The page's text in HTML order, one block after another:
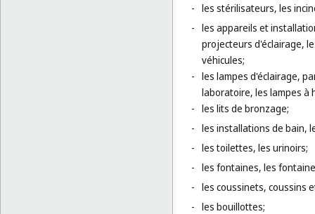
- les stérilisateurs, les
- les appareils et
projecteurs d'éclairage,
véhicules;
- les lampes d'éclairage,
laboratoire, les lampes à
- les lits de bronzage;
- les installations de bain,
- les toilettes, les urinoirs;
- les fontaines, les
- les coussinets, coussins
- les bouillottes;